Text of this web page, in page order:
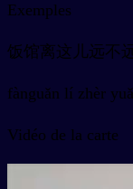
Exemples
饭馆离这儿远不
fànguǎn lí zhèr
Vidéo de la carte